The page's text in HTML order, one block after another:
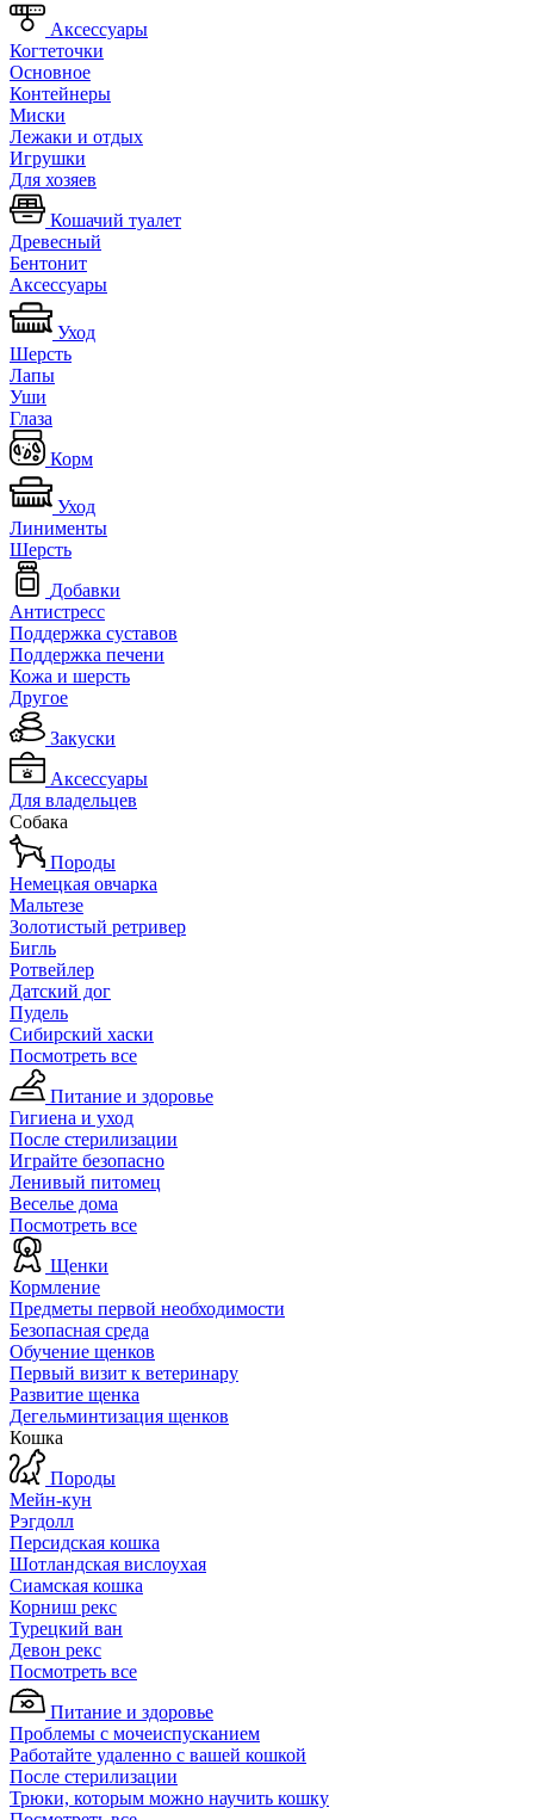
Аксессуары
Когтеточки
Основное
Контейнеры
Миски
Лежаки и отдых
Игрушки
Для хозяев
Кошачий туалет
Древесный
Бентонит
Аксессуары
Уход
Шерсть
Лапы
Уши
Глаза
Корм
Уход
Линименты
Шерсть
Добавки
Антистресс
Поддержка суставов
Поддержка печени
Кожа и шерсть
Другое
Закуски
Аксессуары
Для владельцев
Собака
Породы
Немецкая овчарка
Мальтезе
Золотистый ретривер
Бигль
Ротвейлер
Датский дог
Пудель
Сибирский хаски
Посмотреть все
Питание и здоровье
Гигиена и уход
После стерилизации
Играйте безопасно
Ленивый питомец
Веселье дома
Посмотреть все
Щенки
Кормление
Предметы первой необходимости
Безопасная среда
Обучение щенков
Первый визит к ветеринару
Развитие щенка
Дегельминтизация щенков
Кошка
Породы
Мейн-кун
Рэгдолл
Персидская кошка
Шотландская вислоухая
Сиамская кошка
Корниш рекс
Турецкий ван
Девон рекс
Посмотреть все
Питание и здоровье
Проблемы с мочеиспусканием
Работайте удаленно с вашей кошкой
После стерилизации
Трюки, которым можно научить кошку